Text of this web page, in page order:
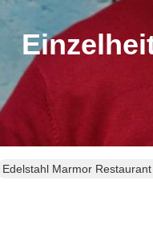
Edelstahl Marmor